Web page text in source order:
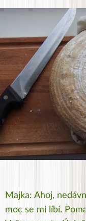
Majka: Ahoj,
moc se mi líbí.